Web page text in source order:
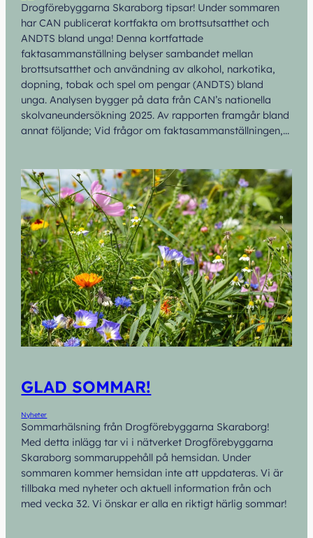
Drogförebyggarna Skaraborg tipsar! Under sommaren
har CAN publicerat kortfakta om brottsutsatthet och
ANDTS bland unga! Denna kortfattade
faktasammanställning belyser sambandet mellan
brottsutsatthet och användning av alkohol, narkotika,
dopning, tobak och spel om pengar (ANDTS) bland
unga. Analysen bygger på data från CAN’s nationella
skolvaneundersökning 2025. Av rapporten framgår bland
annat följande; Vid frågor om faktasammanställningen,…
GLAD SOMMAR!
Nyheter
Sommarhälsning från Drogförebyggarna Skaraborg!
Med detta inlägg tar vi i nätverket Drogförebyggarna
Skaraborg sommaruppehåll på hemsidan. Under
sommaren kommer hemsidan inte att uppdateras. Vi är
tillbaka med nyheter och aktuell information från och
med vecka 32. Vi önskar er alla en riktigt härlig sommar!